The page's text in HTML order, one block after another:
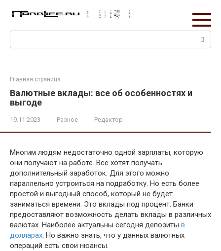
Поиск:
Главная страница
Валютные вклады: все об особенностях и
выгоде
19.11.2023 Разное Редактор
Многим людям недостаточно одной зарплаты, которую
они получают на работе. Все хотят получать
дополнительный заработок. Для этого можно
параллельно устроиться на подработку. Но есть более
простой и выгодный способ, который не будет
заниматься времени. Это вклады под процент. Банки
предоставляют возможность делать вклады в различных
валютах. Наиболее актуальны сегодня депозиты в
долларах. Но важно знать, что у данных валютных
операций есть свои нюансы.